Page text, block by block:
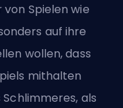
Spielen wie
auf ihre
wollen, dass
mithalten
als